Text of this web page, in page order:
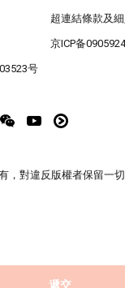
遞交
超連結條款及細
京ICP备
号
，對違反版權者保留一切